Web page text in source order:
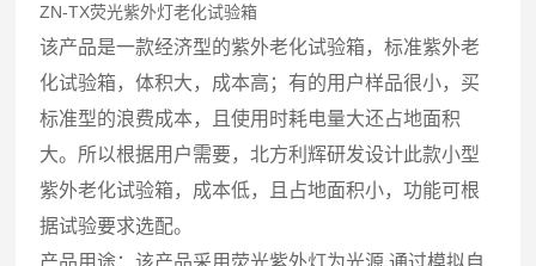
ZN-TX荧光紫外灯老化试验箱
该产品是一款经济型的紫外老化试验箱，标准紫外老
化试验箱，体积大，成本高；有的用户样品很小，买
标准型的浪费成本，且使用时耗电量大还占地面积
大。所以根据用户需要，北方利辉研发设计此款小型
紫外老化试验箱，成本低，且占地面积小，功能可根
据试验要求选配。
产品用途：该产品采用荧光紫外灯为光源,通过模拟自